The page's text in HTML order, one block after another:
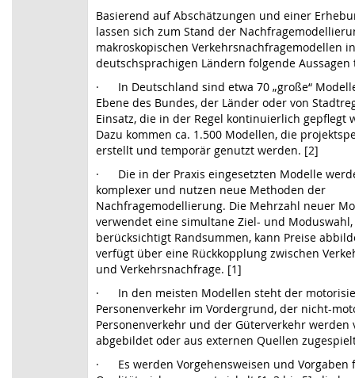
Basierend auf Abschätzungen und einer
lassen sich zum Stand der
makroskopischen Verkehrsnachfragemodellen in
deutschsprachigen Ländern folgende
· In Deutschland sind etwa 70 „große“
Ebene des Bundes, der Länder oder von
Einsatz, die in der Regel kontinuierlich gepflegt
Dazu kommen ca. 1.500 Modellen, die
erstellt und temporär genutzt werden. [2]
· Die in der Praxis eingesetzten Modelle
komplexer und nutzen neue Methoden der
Nachfragemodellierung. Die Mehrzahl neuer
verwendet eine simultane Ziel- und Moduswahl,
berücksichtigt Randsummen, kann Preise
verfügt über eine Rückkopplung zwischen
und Verkehrsnachfrage. [1]
· In den meisten Modellen steht der
Personenverkehr im Vordergrund, der nicht-
Personenverkehr und der Güterverkehr werden
abgebildet oder aus externen Quellen
· Es werden Vorgehensweisen und Vorgaben